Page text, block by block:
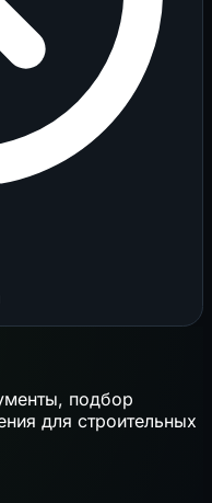
подбор
для строительных